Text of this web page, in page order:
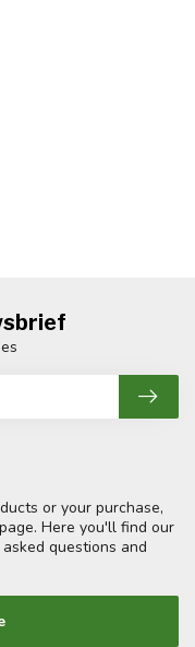
or your purchase,
Here you'll find our
questions and